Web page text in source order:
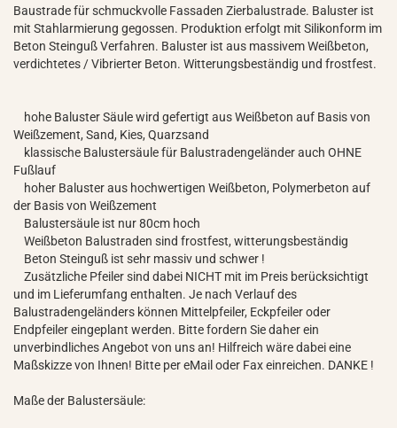
Baustrade für schmuckvolle Fassaden Zierbalustrade. Baluster ist
mit Stahlarmierung gegossen. Produktion erfolgt mit Silikonform im
Beton Steinguß Verfahren. Baluster ist aus massivem Weißbeton,
verdichtetes / Vibrierter Beton. Witterungsbeständig und frostfest.
hohe Baluster Säule wird gefertigt aus Weißbeton auf Basis von
Weißzement, Sand, Kies, Quarzsand
klassische Balustersäule für Balustradengeländer auch OHNE
Fußlauf
hoher Baluster aus hochwertigen Weißbeton, Polymerbeton auf
der Basis von Weißzement
Balustersäule ist nur 80cm hoch
Weißbeton Balustraden sind frostfest, witterungsbeständig
Beton Steinguß ist sehr massiv und schwer !
Zusätzliche Pfeiler sind dabei NICHT mit im Preis berücksichtigt
und im Lieferumfang enthalten. Je nach Verlauf des
Balustradengeländers können Mittelpfeiler, Eckpfeiler oder
Endpfeiler eingeplant werden. Bitte fordern Sie daher ein
unverbindliches Angebot von uns an! Hilfreich wäre dabei eine
Maßskizze von Ihnen! Bitte per eMail oder Fax einreichen. DANKE !
Maße der Balustersäule: